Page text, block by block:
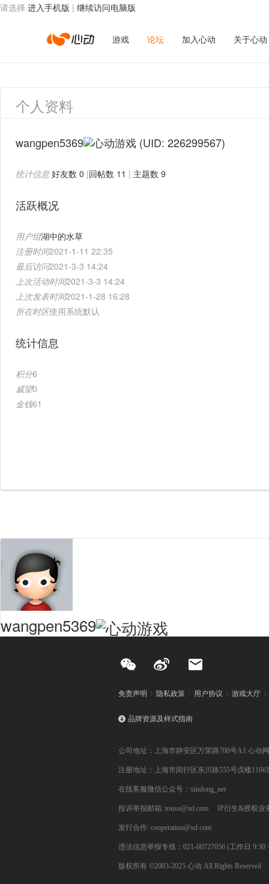
请选择 进入手机版 | 继续访问电脑版
心
动
络
游戏 论坛 加入心动 关于心动
个人资料
wangpen5369 (UID: 226299567)
统计信息 好友数 0 |回帖数 11 | 主题数 9
活跃概况
用户组湖中的水草
注册时间2021-1-11 22:35
最后访问2021-3-3 14:24
上次活动时间2021-3-3 14:24
上次发表时间2021-1-28 16:28
所在时区使用系统默认
统计信息
积分6
威望0
金钱61
wangpen5369
免责声明 隐私政策 用户协议 游戏大厅
品牌资源及样式指南
公司地址：上海市静安区万荣路700号A1 心动
注册地址：上海市闵行区东川路555号戊楼1166
在线客服微信公众号：xindong_net
投诉举报邮箱: tousu@xd.com IP衍生&授权业
发行合作: cooperation@xd.com
违法信息举报专线：021-60727056 (工作日 9:30
版权所有 ©2003-2025 心动 All Rights Reserved